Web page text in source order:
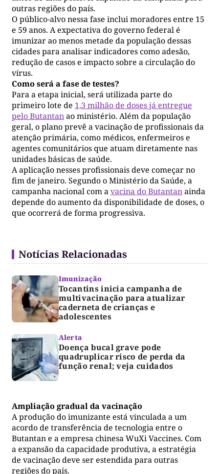
outras regiões do país.
O público-alvo nessa fase inclui moradores entre 15
e 59 anos. A expectativa do governo federal é
imunizar ao menos metade da população dessas
cidades para analisar indicadores como adesão,
redução de casos e impacto sobre a circulação do
vírus.
Como será a fase de testes?
Para a etapa inicial, será utilizada parte do
primeiro lote de 1,3 milhão de doses já entregue
pelo Butantanao ministério. Além da população
geral, o plano prevê a vacinação de profissionais da
atenção primária, como médicos, enfermeiros e
agentes comunitários que atuam diretamente nas
unidades básicas de saúde.
A aplicação nesses profissionais deve começar no
fim de janeiro. Segundo o Ministério da Saúde, a
campanha nacional com avacina do Butantanainda
depende do aumento da disponibilidade de doses, o
que ocorrerá de forma progressiva.
Notícias Relacionadas
Imunização
Tocantins inicia campanha de
multivacinação para atualizar
caderneta de crianças e
adolescentes
Alerta
Doença bucal grave pode
quadruplicar risco de perda da
função renal; veja cuidados
Ampliação gradual da vacinação
A produção do imunizante está vinculada a um
acordo de transferência de tecnologia entre o
Butantan e a empresa chinesa WuXi Vaccines. Com
a expansão da capacidade produtiva, a estratégia
de vacinação deve ser estendida para outras
regiões do país.